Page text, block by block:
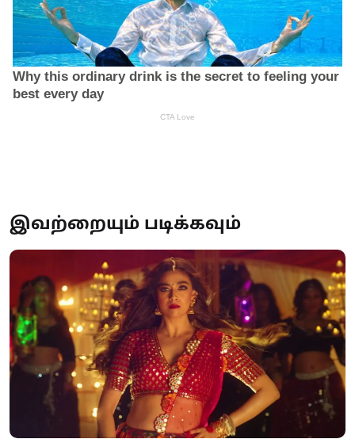
இவற்றையும் படிக்கவும்